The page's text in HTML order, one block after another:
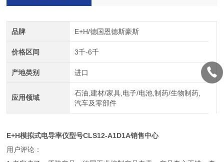
品牌 E+H/德国恩德斯豪斯
价格区间 3千-6千
产地类别 进口
应用领域
石油,建材/家具,电子/电池,制药/生物制药,
汽车及零部件
E+H模拟式电导率仪型号CLS12-A1D1A销售中心
用户评论：